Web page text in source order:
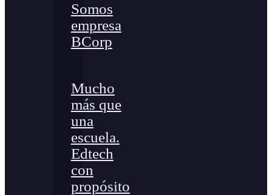
Somos
empresa
BCorp
Mucho
más que
una
escuela.
Edtech
con
propósito